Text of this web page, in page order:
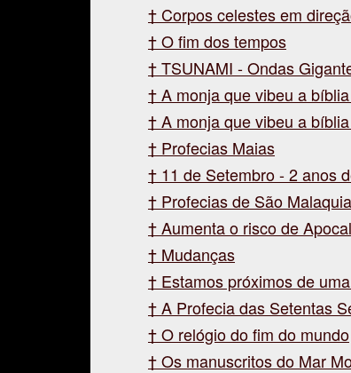
Corpos celestes em
O fim dos tempos
TSUNAMI - Ondas
A monja que vibeu a
A monja que vibeu a
Profecias Maias
11 de Setembro - 2 anos
Profecias de São
Aumenta o risco de
Mudanças
Estamos próximos de
A Profecia das Setentas
O relógio do fim do mundo
Os manuscritos do Mar